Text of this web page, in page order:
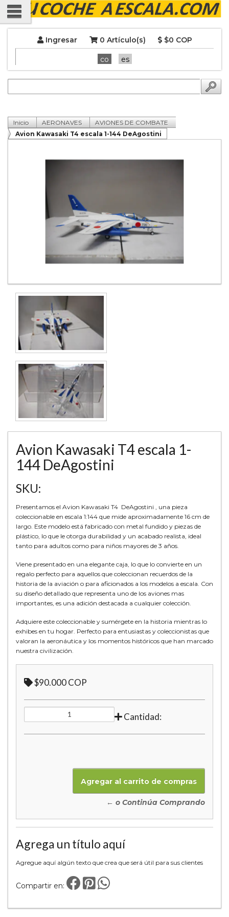
Ingresar 0 Artículo(s) $0 COP
co es
Inicio AERONAVES
AVIONES DE COMBATE
Avion Kawasaki T4 escala 1-144 DeAgostini
Avion Kawasaki T4 escala 1-
144 DeAgostini
SKU:
Presentamos el Avion Kawasaki T4 DeAgostini , una pieza
coleccionable en escala 1:144 que mide aproximadamente 16 cm de
largo. Este modelo está fabricado con metal fundido y piezas de
plástico, lo que le otorga durabilidad y un acabado realista, ideal
tanto para adultos como para niños mayores de 3 años.
Viene presentado en una elegante caja, lo que lo convierte en un
regalo perfecto para aquellos que coleccionan recuerdos de la
historia de la aviación o para aficionados a los modelos a escala. Con
su diseño detallado que representa uno de los aviones mas
importantes, es una adición destacada a cualquier colección.
Adquiere este coleccionable y sumérgete en la historia mientras lo
exhibes en tu hogar. Perfecto para entusiastas y coleccionistas que
valoran la aeronáutica y los momentos históricos que han marcado
nuestra civilización.
$90.000 COP
Cantidad:
← o Continúa Comprando
Agrega un título aquí
Agregue aquí algún texto que crea que será útil para sus clientes
Compartir en: